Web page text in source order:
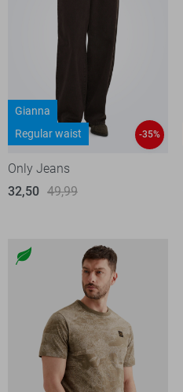
Gianna
Regular waist
-35%
Only Jeans
32,50 49,99